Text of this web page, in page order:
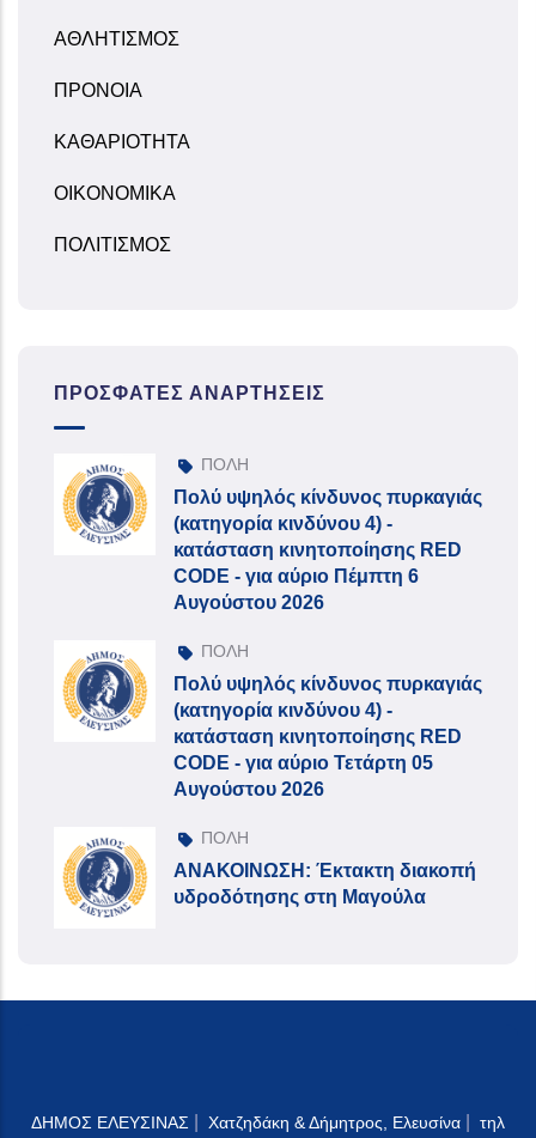
ΑΘΛΗΤΙΣΜΟΣ
ΠΡΟΝΟΙΑ
ΚΑΘΑΡΙΟΤΗΤΑ
ΟΙΚΟΝΟΜΙΚΑ
ΠΟΛΙΤΙΣΜΟΣ
ΠΡΌΣΦΑΤΕΣ ΑΝΑΡΤΉΣΕΙΣ
ΠΟΛΗ
Πολύ υψηλός κίνδυνος πυρκαγιάς
(κατηγορία κινδύνου 4) -
κατάσταση κινητοποίησης RED
CODE - για αύριο Πέμπτη 6
Αυγούστου 2026
ΠΟΛΗ
Πολύ υψηλός κίνδυνος πυρκαγιάς
(κατηγορία κινδύνου 4) -
κατάσταση κινητοποίησης RED
CODE - για αύριο Τετάρτη 05
Αυγούστου 2026
ΠΟΛΗ
ΑΝΑΚΟΙΝΩΣΗ: Έκτακτη διακοπή
υδροδότησης στη Μαγούλα
ΔΗΜΟΣ ΕΛΕΥΣΙΝΑΣ Χατζηδάκη & Δήμητρος, Ελευσίνα τηλ